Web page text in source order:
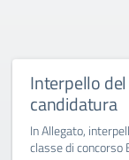
Interpello
candidatura
In Allegato,
classe di concorso